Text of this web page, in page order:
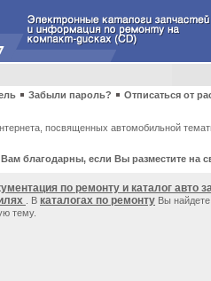
Забыли пароль? Отписаться от
посвященных автомобильной
благодарны, если Вы разместите на
по ремонту и каталог авто
. В каталогах по ремонту Вы
тему.